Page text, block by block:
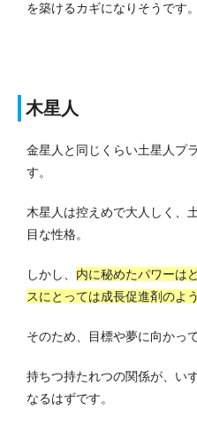
を築けるカギになりそうです。
木星人
金星人と同じくらい土星人プ
す。
木星人は控えめで大人しく、
目な性格。
しかし、 内に秘めたパワーは
スにとっては成長促進剤のよ
そのため、目標や夢に向かっ
持ちつ持たれつの関係が、い
なるはずです。